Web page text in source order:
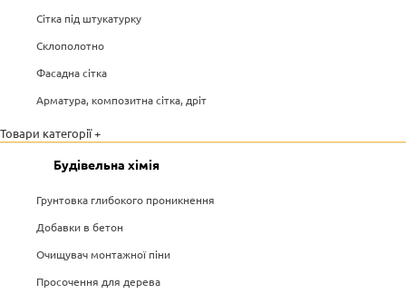
Сітка під штукатурку
Склополотно
Фасадна сітка
Арматура, композитна сітка, дріт
Товари категорії +
Будівельна хімія
Грунтовка глибокого проникнення
Добавки в бетон
Очищувач монтажної піни
Просочення для дерева